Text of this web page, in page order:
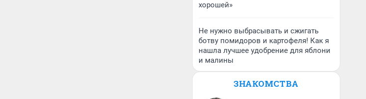
хорошей»
Не нужно выбрасывать и сжигать
ботву помидоров и картофеля! Как я
нашла лучшее удобрение для яблони
и малины
ЗНАКОМСТВА